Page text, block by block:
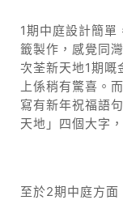
1期中庭設計簡單
籤製作，感覺同
次荃新天地1期嘅
上係稍有驚喜。
寫有新年祝福語
天地」四個大字
至於2期中庭方